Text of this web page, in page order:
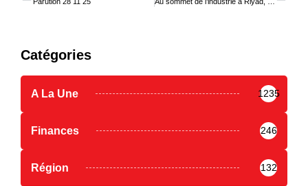
Catégories
A La Une 1235
Finances 246
Région 132